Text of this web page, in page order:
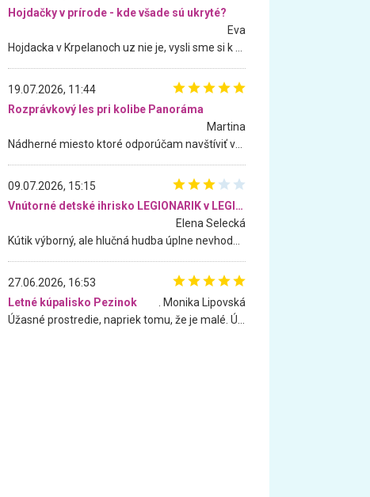
Hojdačky v prírode - kde všade sú ukryté?
Eva
19.07.2026, 11:44
Rozprávkový les pri kolibe Panoráma
Martina
09.07.2026, 15:15
Vnútorné detské ihrisko LEGIONARIK v LEGIA Fitness
Elena Selecká
27.06.2026, 16:53
Letné kúpalisko Pezinok
. Monika Lipovská